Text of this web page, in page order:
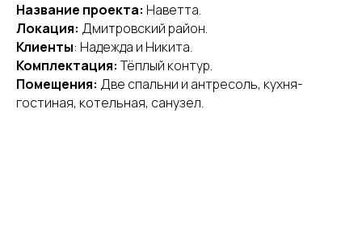
Название проекта: Наветта.
Локация: Дмитровский район.
Клиенты: Надежда и Никита.
Комплектация:Тёплый контур.
Помещения: Две спальни и антресоль, кухня-
гостиная, котельная, санузел.